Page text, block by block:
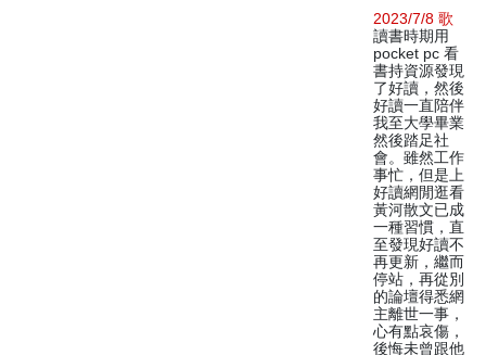
2023/7/8 歌
讀書時期用
pocket pc 看
書持資源發現
了好讀，然後
好讀一直陪伴
我至大學畢業
然後踏足社
會。雖然工作
事忙，但是上
好讀網閒逛看
黃河散文已成
一種習慣，直
至發現好讀不
再更新，繼而
停站，再從別
的論壇得悉網
主離世一事，
心有點哀傷，
後悔未曾跟他